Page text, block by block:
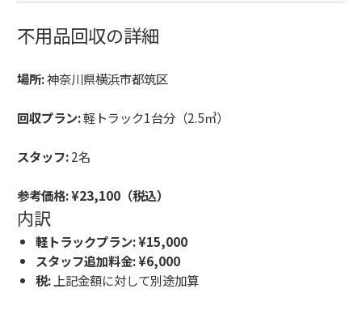
不用品回収の詳細
場所:神奈川県横浜市都筑区
回収プラン:軽トラック1台分（2.5㎥）
スタッフ:2名
参考価格:¥23,100（税込）
内訳
軽トラックプラン:¥15,000
スタッフ追加料金:¥6,000
税: 上記金額に対して別途加算